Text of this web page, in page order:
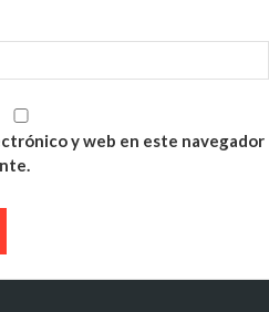
y web en este navegador